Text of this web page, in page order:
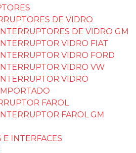
SLIN
FALANTE PIONEER
FALANTE HURRICANE
FORD
FIAT
GM
VW
IMPORTADO